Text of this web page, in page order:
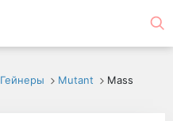
Гейнеры Mutant Mass